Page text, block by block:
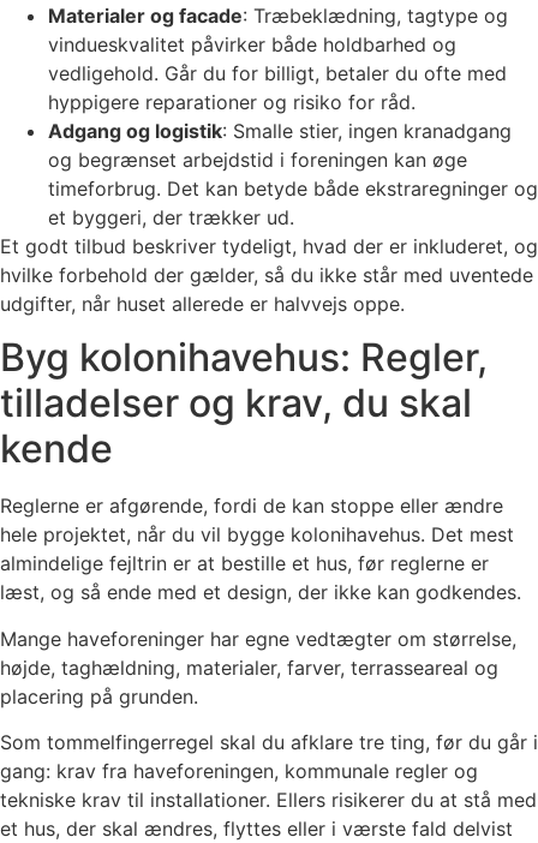
Materialer og facade: Træbeklædning, tagtype og
vindueskvalitet påvirker både holdbarhed og
vedligehold. Går du for billigt, betaler du ofte med
hyppigere reparationer og risiko for råd.
Adgang og logistik: Smalle stier, ingen kranadgang
og begrænset arbejdstid i foreningen kan øge
timeforbrug. Det kan betyde både ekstraregninger og
et byggeri, der trækker ud.
Et godt tilbud beskriver tydeligt, hvad der er inkluderet, og
hvilke forbehold der gælder, så du ikke står med uventede
udgifter, når huset allerede er halvvejs oppe.
Byg kolonihavehus: Regler,
tilladelser og krav, du skal
kende
Reglerne er afgørende, fordi de kan stoppe eller ændre
hele projektet, når du vil bygge kolonihavehus. Det mest
almindelige fejltrin er at bestille et hus, før reglerne er
læst, og så ende med et design, der ikke kan godkendes.
Mange haveforeninger har egne vedtægter om størrelse,
højde, taghældning, materialer, farver, terrasseareal og
placering på grunden.
Som tommelfingerregel skal du afklare tre ting, før du går i
gang: krav fra haveforeningen, kommunale regler og
tekniske krav til installationer. Ellers risikerer du at stå med
et hus, der skal ændres, flyttes eller i værste fald delvist